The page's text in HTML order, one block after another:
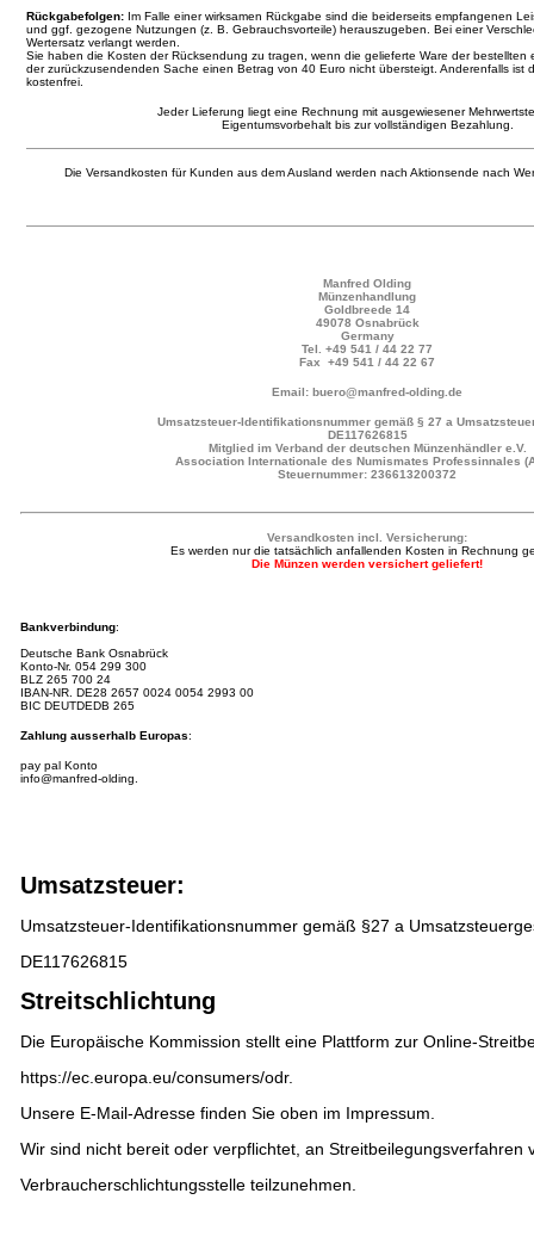
Rückgabefolgen: Im Falle einer wirksamen Rückgabe sind die beiderseits empfangenen
und ggf. gezogene Nutzungen (z. B. Gebrauchsvorteile) herauszugeben. Bei einer
Wertersatz verlangt werden.
Sie haben die Kosten der Rücksendung zu tragen, wenn die gelieferte Ware der bestellten
der zurückzusendenden Sache einen Betrag von 40 Euro nicht übersteigt. Anderenfalls ist
kostenfrei.
Jeder Lieferung liegt eine Rechnung mit ausgewiesener
Eigentumsvorbehalt bis zur vollständigen Bezahlung.
Die Versandkosten für Kunden aus dem Ausland werden nach Aktionsende nach
Manfred Olding
Münzenhandlung
Goldbreede 14
49078 Osnabrück
Germany
Tel. +49 541 / 44 22 77
Fax +49 541 / 44 22 67
Email: buero@manfred-olding.de
Umsatzsteuer-Identifikationsnummer gemäß § 27 a
DE117626815
Mitglied im Verband der deutschen Münzenhändler e.V.
Association Internationale des Numismates Professinnales
Steuernummer: 236613200372
Versandkosten incl. Versicherung:
Es werden nur die tatsächlich anfallenden Kosten in Rechnung
Die Münzen werden versichert geliefert!
Bankverbindung:
Deutsche Bank Osnabrück
Konto-Nr. 054 299 300
BLZ 265 700 24
IBAN-NR. DE28 2657 0024 0054 2993 00
BIC DEUTDEDB 265
Zahlung ausserhalb Europas:
pay pal Konto
info@manfred-olding.
Umsatzsteuer:
Umsatzsteuer-Identifikationsnummer gemäß §27 a
DE117626815
Streitschlichtung
Die Europäische Kommission stellt eine Plattform zur Online-
https://ec.europa.eu/consumers/odr.
Unsere E-Mail-Adresse finden Sie oben im Impressum.
Wir sind nicht bereit oder verpflichtet, an Streitbeilegungsverfahren
Verbraucherschlichtungsstelle teilzunehmen.